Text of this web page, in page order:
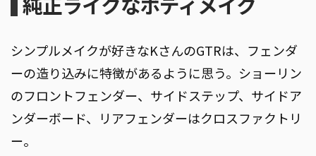
シンプルメイクが好きなKさんのGTRは、フェンダ
ーの造り込みに特徴があるように思う。ショーリン
のフロントフェンダー、サイドステップ、サイドア
ンダーボード、リアフェンダーはクロスファクトリ
ー。